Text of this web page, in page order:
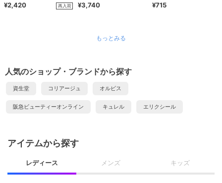
¥2,420 再入荷
外品)
¥3,740 ¥715
もっとみる
人気のショップ・ブランドから探す
資生堂 コリアージュ オルビス
阪急ビューティーオンライン キュレル エリクシール
アイテムから探す
レディース メンズ キッズ